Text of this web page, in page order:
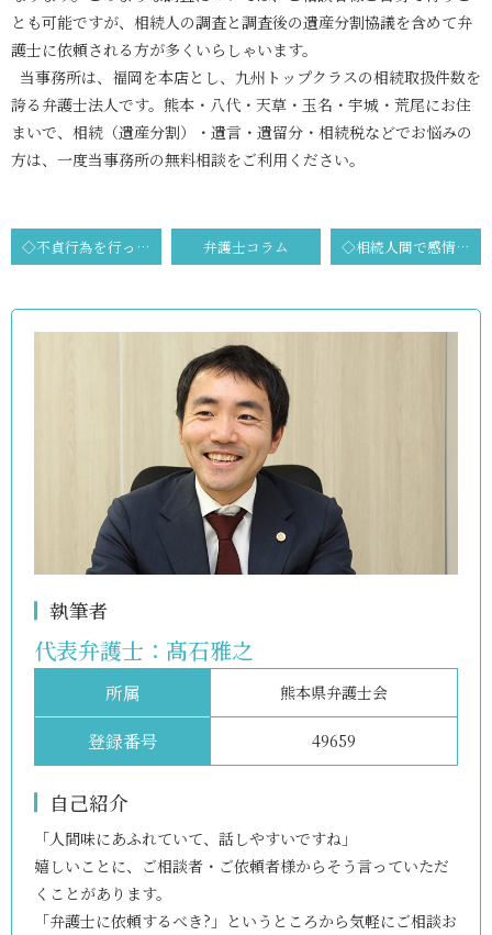
とも可能ですが、相続人の調査と調査後の遺産分割協議を含めて弁
護士に依頼される方が多くいらしゃいます。
当事務所は、福岡を本店とし、九州トップクラスの相続取扱件数を
誇る弁護士法人です。熊本・八代・天草・玉名・宇城・荒尾にお住
まいで、相続（遺産分割）・遺言・遺留分・相続税などでお悩みの
方は、一度当事務所の無料相談をご利用ください。
◇不貞行為を行った者が養育費を免除することが可能かとのご相談 弁護士コラム ◇相続人間で感情的な対立があるため、遺産分割協議が数年間進んでいないとのご相談
執筆者
代表弁護士： 髙石雅之
所属 熊本県弁護士会
登録番号 49659
自己紹介
「人間味にあふれていて、話しやすいですね」
嬉しいことに、ご相談者・ご依頼者様からそう言っていただ
くことがあります。
「弁護士に依頼するべき?」というところから気軽にご相談お